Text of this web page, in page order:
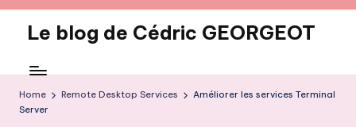
content
Le blog de Cédric GEORGEOT
Home Remote Desktop Services
Améliorer les services Terminal
Server